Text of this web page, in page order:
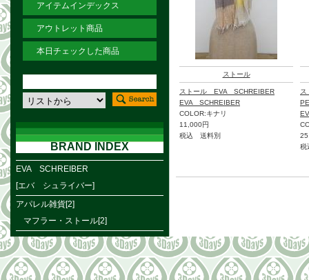
ストール
ストール EVA SCHREIBER
EVA SCHREIBER
COLOR:キナリ
11,000円
税込 送料別
税
アイテムインデックス
アウトレット商品
本日チェックした商品
BRAND INDEX
EVA SCHREIBER
[エバ シュライバー]
アパレル雑貨[2]
マフラー・ストール[2]